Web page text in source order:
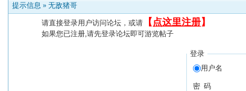
提示信息 »无敌猪哥
请直接登录用户访问论坛，或请 【 点这里注册】
如果您已注册,请先登录论坛即可游览帖子
登录
用户名
密 码